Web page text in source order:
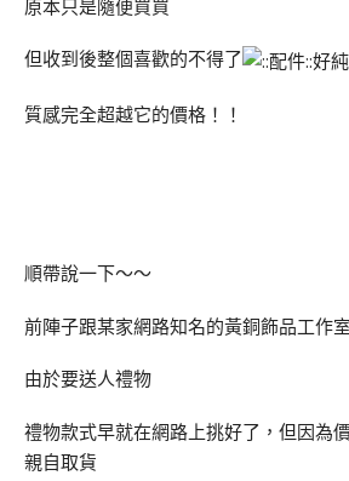
原本只是隨便買買
但收到後整個喜歡的不得了
質感完全超越它的價格！！
順帶說一下～～
前陣子跟某家網路知名的黃銅飾品工作
由於要送人禮物
禮物款式早就在網路上挑好了，但因為
親自取貨